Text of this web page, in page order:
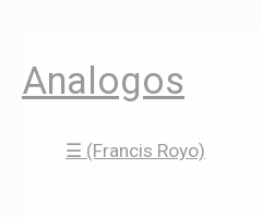
Analogos
☰ (Francis Royo)